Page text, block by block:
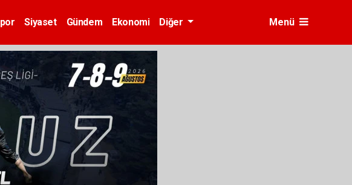
Siyaset Gündem Ekonomi Diğer Menü